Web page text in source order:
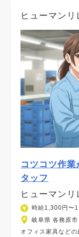
ヒューマン
コツコツ作
タッフ
ヒューマン
時給1,300円〜
岐阜県 各務原市
オフィス家具など